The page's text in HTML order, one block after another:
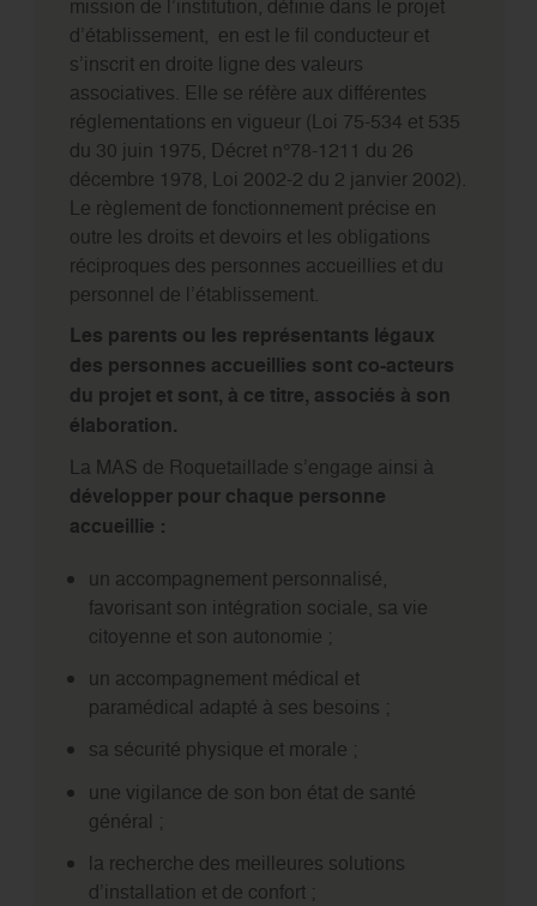
mission de l’institution, définie dans le projet
d’établissement, en est le fil conducteur et
s’inscrit en droite ligne des valeurs
associatives. Elle se réfère aux différentes
réglementations en vigueur (Loi 75-534 et 535
du 30 juin 1975, Décret n°78-1211 du 26
décembre 1978, Loi 2002-2 du 2 janvier 2002).
Le règlement de fonctionnement précise en
outre les droits et devoirs et les obligations
réciproques des personnes accueillies et du
personnel de l’établissement.
Les parents ou les représentants légaux
des personnes accueillies sont co-acteurs
du projet et sont, à ce titre, associés à son
élaboration.
La MAS de Roquetaillade s’engage ainsi à
développer pour chaque personne
accueillie :
un accompagnement personnalisé,
favorisant son intégration sociale, sa vie
citoyenne et son autonomie ;
un accompagnement médical et
paramédical adapté à ses besoins ;
sa sécurité physique et morale ;
une vigilance de son bon état de santé
général ;
la recherche des meilleures solutions
d’installation et de confort ;